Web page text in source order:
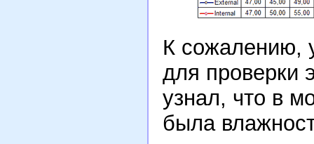
К сожалению,
для проверки
узнал, что в
была